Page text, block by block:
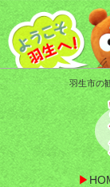
羽生市の